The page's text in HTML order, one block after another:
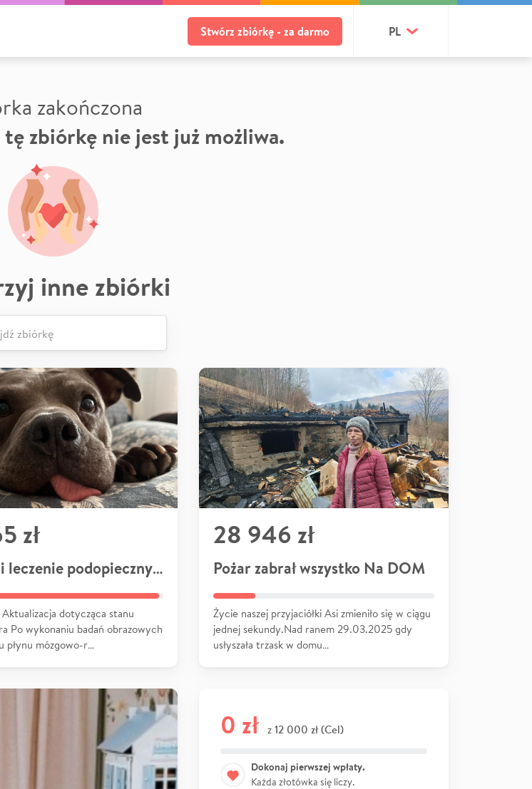
Stwórz zbiórkę - za darmo PL
zakończona
zbiórkę nie jest już możliwa.
inne zbiórki
zł
Badania i leczenie podopiecznych
dotycząca stanu
Po wykonaniu badań obrazowych
płynu mózgowo-r…
28 946 zł
Pożar zabrał wszystko Na DOM
Życie naszej przyjaciółki Asi zmieniło się w ciągu
jednej sekundy.Nad ranem 29.03.2025 gdy
usłyszała trzask w domu…
0 zł z 12 000 zł (Cel)
Dokonaj pierwszej wpłaty.
Każda złotówka się liczy.